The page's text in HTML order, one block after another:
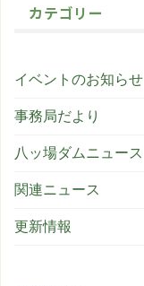
カテゴリー
イベントのお知らせ
事務局だより
八ッ場ダムニュース
関連ニュース
更新情報